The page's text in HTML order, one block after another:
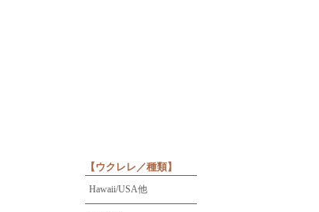
【ウクレレ／種類】
Hawaii/USA他